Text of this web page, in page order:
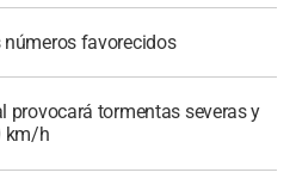
favorecidos
provocará tormentas severas y
km/h